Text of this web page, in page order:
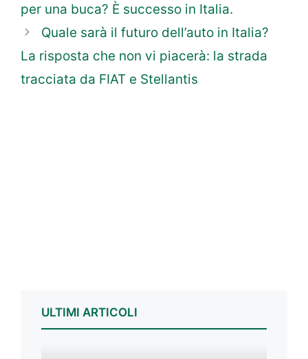
per una buca? È successo in Italia.
Quale sarà il futuro dell’auto in Italia?
La risposta che non vi piacerà: la strada
tracciata da FIAT e Stellantis
ULTIMI ARTICOLI